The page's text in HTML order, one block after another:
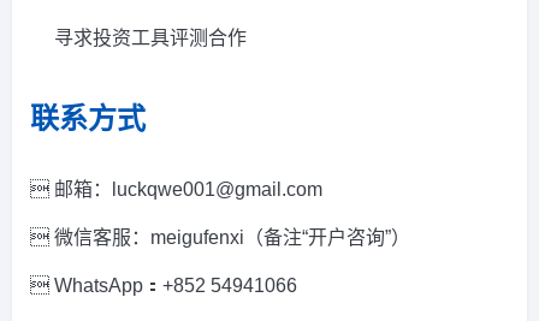
寻求投资工具评测合作
联系方式
 邮箱：luckqwe001@gmail.com
 微信客服：meigufenxi（备注“开户咨询”）
 WhatsApp：+852 54941066